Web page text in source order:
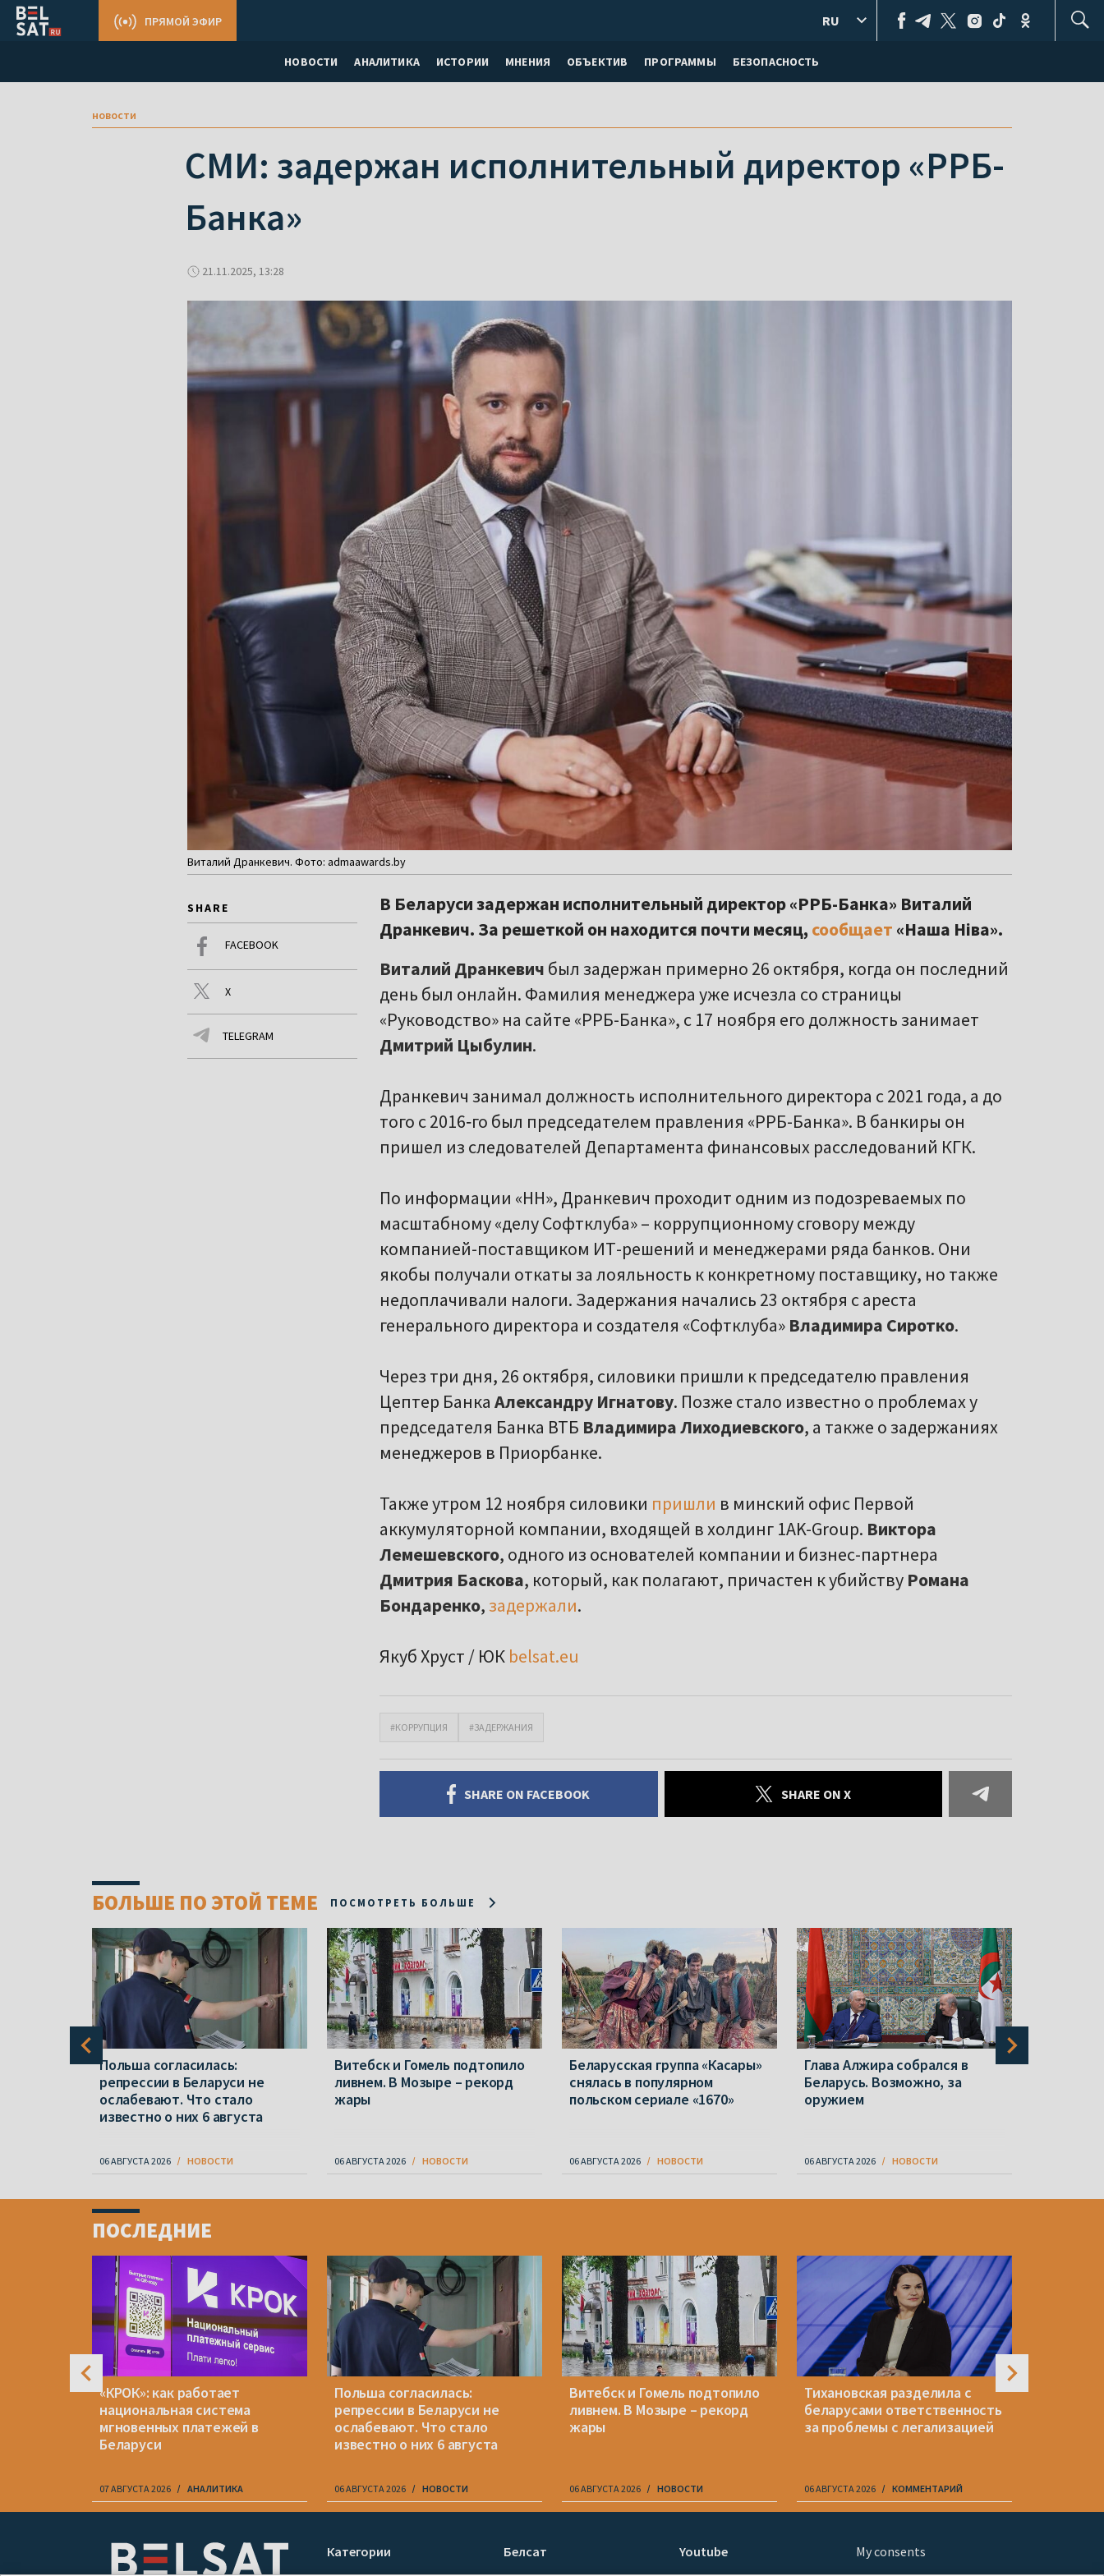
НОВОСТИ АНАЛИТИКА ИСТОРИИ МНЕНИЯ ОБЪЕКТИВ ПРОГРАММЫ БЕЗОПАСНОСТЬ
ПРЯМОЙ ЭФИР RU
новости
СМИ: задержан исполнительный директор «РРБ-
Банка»
21.11.2025, 13:28
Виталий Дранкевич. Фото: admaawards.by
SHARE
FACEBOOK
X
TELEGRAM
В Беларуси задержан исполнительный директор «РРБ-Банка» Виталий
Дранкевич. За решеткой он находится почти месяц, сообщает «Наша Ніва».
Виталий Дранкевич был задержан примерно 26 октября, когда он последний
день был онлайн. Фамилия менеджера уже исчезла со страницы
«Руководство» на сайте «РРБ-Банка», с 17 ноября его должность занимает
Дмитрий Цыбулин.
Дранкевич занимал должность исполнительного директора с 2021 года, а до
того с 2016‑го был председателем правления «РРБ-Банка». В банкиры он
пришел из следователей Департамента финансовых расследований КГК.
По информации «НН», Дранкевич проходит одним из подозреваемых по
масштабному «делу Софтклуба» – коррупционному сговору между
компанией-поставщиком ИТ-решений и менеджерами ряда банков. Они
якобы получали откаты за лояльность к конкретному поставщику, но также
недоплачивали налоги. Задержания начались 23 октября с ареста
генерального директора и создателя «Софтклуба» Владимира Сиротко.
Через три дня, 26 октября, силовики пришли к председателю правления
Цептер Банка Александру Игнатову. Позже стало известно о проблемах у
председателя Банка ВТБ Владимира Лиходиевского, а также о задержаниях
менеджеров в Приорбанке.
Также утром 12 ноября силовики пришли в минский офис Первой
аккумуляторной компании, входящей в холдинг 1AK-Group. Виктора
Лемешевского, одного из основателей компании и бизнес-партнера
Дмитрия Баскова, который, как полагают, причастен к убийству Романа
Бондаренко, задержали.
Якуб Хруст / ЮК belsat.eu
#КОРРУПЦИЯ #ЗАДЕРЖАНИЯ
SHARE ON FACEBOOK SHARE ON X
БОЛЬШЕ ПО ЭТОЙ ТЕМЕ ПОСМОТРЕТЬ БОЛЬШЕ
Польша согласилась:
репрессии в Беларуси не
ослабевают. Что стало
известно о них 6 августа
06 АВГУСТА 2026 НОВОСТИ
Витебск и Гомель подтопило
ливнем. В Мозыре – рекорд
жары
06 АВГУСТА 2026 НОВОСТИ
Беларусская группа «Касары»
снялась в популярном
польском сериале «1670»
06 АВГУСТА 2026 НОВОСТИ
Глава Алжира собрался в
Беларусь. Возможно, за
оружием
06 АВГУСТА 2026 НОВОСТИ
ПОСЛЕДНИЕ
«КРОК»: как работает
национальная система
мгновенных платежей в
Беларуси
07 АВГУСТА 2026 АНАЛИТИКА
Польша согласилась:
репрессии в Беларуси не
ослабевают. Что стало
известно о них 6 августа
06 АВГУСТА 2026 НОВОСТИ
Витебск и Гомель подтопило
ливнем. В Мозыре – рекорд
жары
06 АВГУСТА 2026 НОВОСТИ
Тихановская разделила с
беларусами ответственность
за проблемы с легализацией
06 АВГУСТА 2026 КОММЕНТАРИЙ
Категории
Белсат
Youtube
My consents